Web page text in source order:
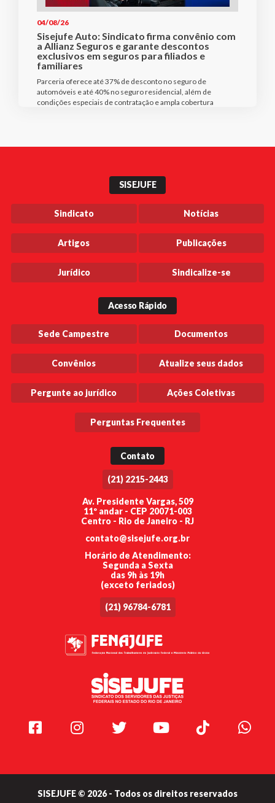
04/08/26
Sisejufe Auto: Sindicato firma convênio com
a Allianz Seguros e garante descontos
exclusivos em seguros para filiados e
familiares
Parceria oferece até 37% de desconto no seguro de
automóveis e até 40% no seguro residencial, além de
condições especiais de contratação e ampla cobertura
SISEJUFE
Sindicato Notícias
Artigos Publicações
Jurídico Sindicalize-se
Acesso Rápido
Sede Campestre Documentos
Convênios Atualize seus dados
Pergunte ao jurídico Ações Coletivas
Perguntas Frequentes
Contato
(21) 2215-2443
Av. Presidente Vargas, 509
11º andar - CEP 20071-003
Centro - Rio de Janeiro - RJ
contato@sisejufe.org.br
Horário de Atendimento:
Segunda a Sexta
das 9h às 19h
(exceto feriados)
(21) 96784-6781
Facebook Instagram Twitter Youtube TikTok
SISEJUFE © 2026 - Todos os direitos reservados